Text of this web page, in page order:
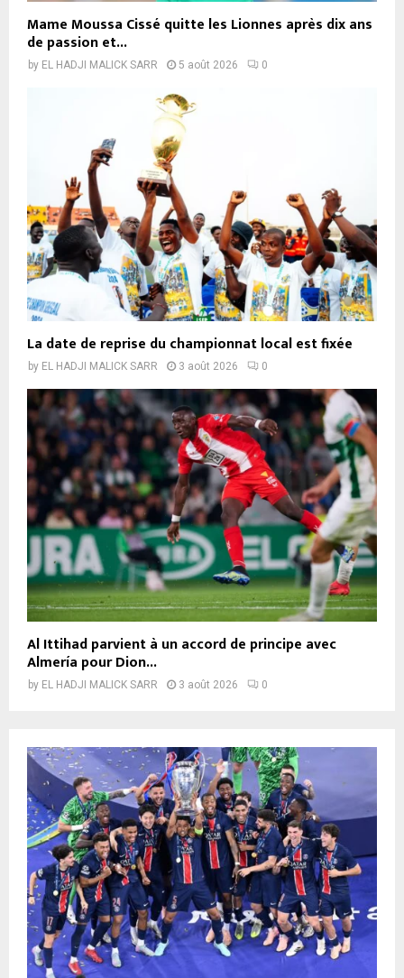
Mame Moussa Cissé quitte les Lionnes après dix ans
de passion et...
by EL HADJI MALICK SARR 5 août 2026 0
La date de reprise du championnat local est fixée
by EL HADJI MALICK SARR 3 août 2026 0
Al Ittihad parvient à un accord de principe avec
Almería pour Dion...
by EL HADJI MALICK SARR 3 août 2026 0